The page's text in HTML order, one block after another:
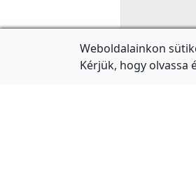
Weboldalainkon
Kérjük, hogy olvassa